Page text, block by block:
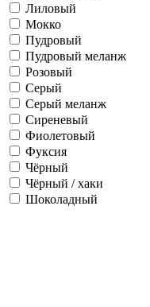
Лиловый
Мокко
Пудровый
Пудровый меланж
Розовый
Серый
Серый меланж
Сиреневый
Фиолетовый
Фуксия
Чёрный
Чёрный / хаки
Шоколадный